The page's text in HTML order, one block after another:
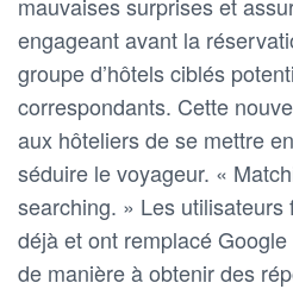
engageant avant la
groupe d’hôtels ciblés
correspondants. Cette
aux hôteliers de se mettre
séduire le voyageur. «
searching. » Les utilisateurs
déjà et ont remplacé
de manière à obtenir des